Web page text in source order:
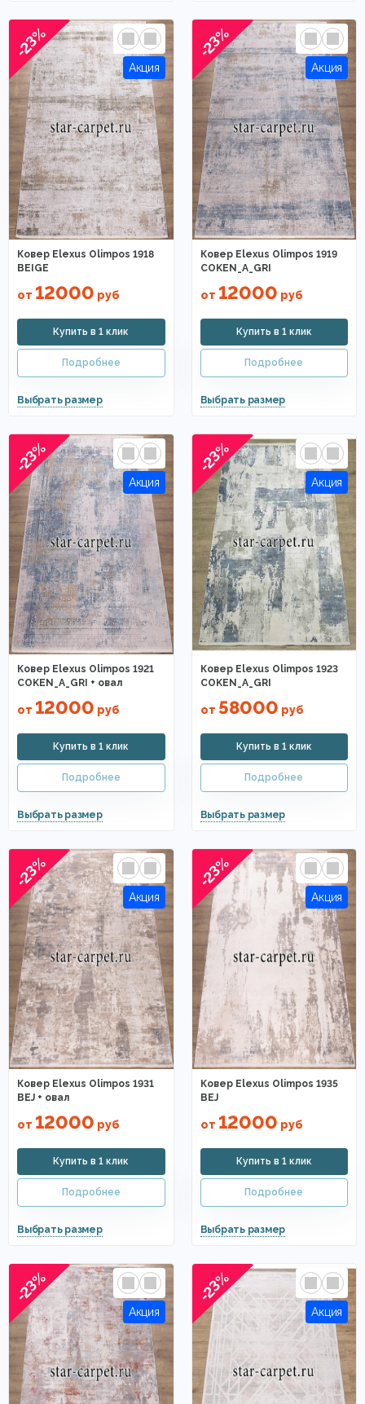
-23%
Ковер Elexus Olimpos 1918
BEIGE
от 12000 руб
-23%
Ковер Elexus Olimpos 1919
COKEN_A_GRI
от 12000 руб
-23%
Ковер Elexus Olimpos 1921
COKEN_A_GRI + овал
от 12000 руб
-23%
Ковер Elexus Olimpos 1923
COKEN_A_GRI
от 58000 руб
-23%
Ковер Elexus Olimpos 1931
BEJ + овал
от 12000 руб
-23%
Ковер Elexus Olimpos 1935
BEJ
от 12000 руб
-23% -23%